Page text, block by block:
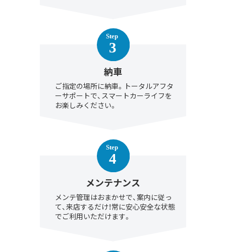
納車
ご指定の場所に納車。トータルアフタ
ーサポートで、スマートカーライフを
お楽しみください。
メンテナンス
メンテ管理はおまかせで、案内に従っ
て、来店するだけ！常に安心安全な状態
でご利用いただけます。